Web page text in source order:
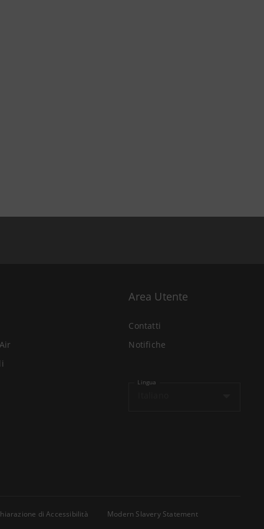
Area Utente
Contatti
Notifiche
Lingua
di Accessibilità Modern Slavery Statement